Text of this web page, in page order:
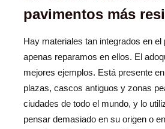
pavimentos más
Hay materiales tan integrados en el
apenas reparamos en ellos. El
mejores ejemplos. Está presente
plazas, cascos antiguos y zonas
ciudades de todo el mundo, y lo
pensar demasiado en su origen o